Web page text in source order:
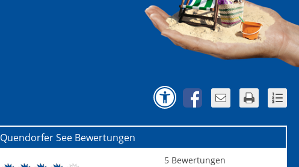
Quendorfer See Bewertungen
5 Bewertungen